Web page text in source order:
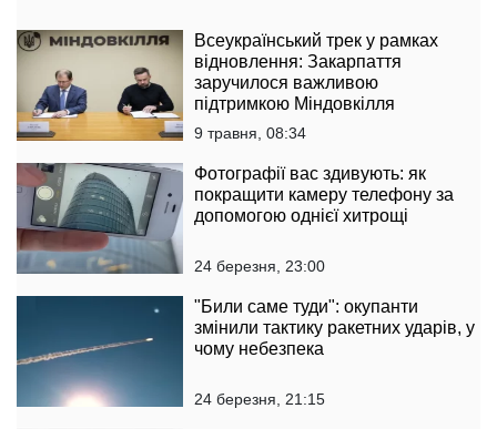
Всеукраїнський трек у рамках
відновлення: Закарпаття
заручилося важливою
підтримкою Міндовкілля
9 травня, 08:34
Фотографії вас здивують: як
покращити камеру телефону за
допомогою однієї хитрощі
24 березня, 23:00
"Били саме туди": окупанти
змінили тактику ракетних ударів, у
чому небезпека
24 березня, 21:15